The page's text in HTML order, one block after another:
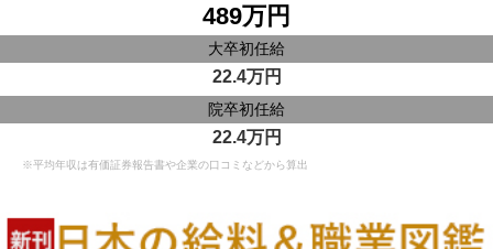
489万円
大卒初任給
22.4万円
院卒初任給
22.4万円
※平均年収は有価証券報告書や企業の口コミなどから算出